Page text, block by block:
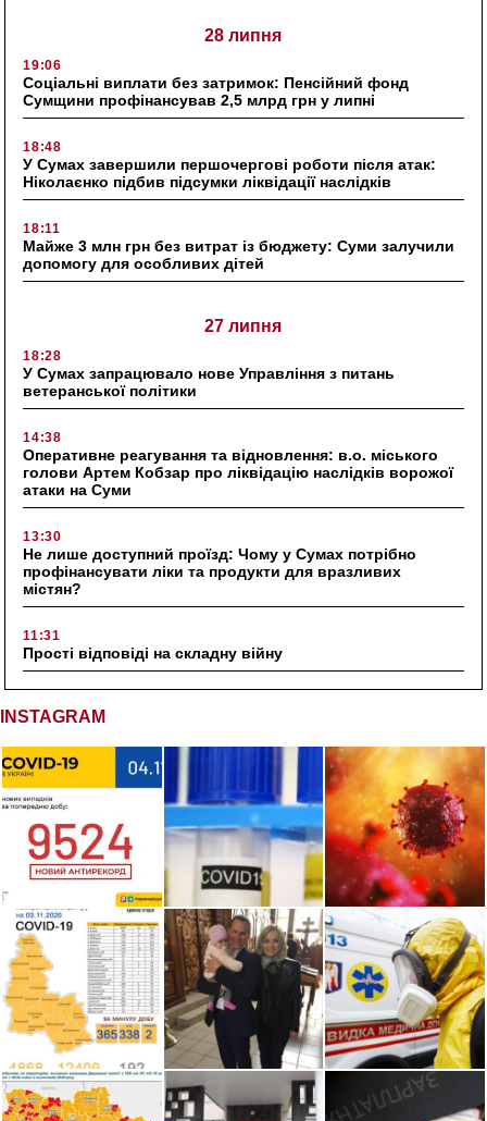
28 липня
19:06
Соціальні виплати без затримок: Пенсійний фонд
Сумщини профінансував 2,5 млрд грн у липні
18:48
У Сумах завершили першочергові роботи після атак:
Ніколаєнко підбив підсумки ліквідації наслідків
18:11
Майже 3 млн грн без витрат із бюджету: Суми залучили
допомогу для особливих дітей
27 липня
18:28
У Сумах запрацювало нове Управління з питань
ветеранської політики
14:38
Оперативне реагування та відновлення: в.о. міського
голови Артем Кобзар про ліквідацію наслідків ворожої
атаки на Суми
13:30
Не лише доступний проїзд: Чому у Сумах потрібно
профінансувати ліки та продукти для вразливих
містян?
11:31
Прості відповіді на складну війну
INSTAGRAM